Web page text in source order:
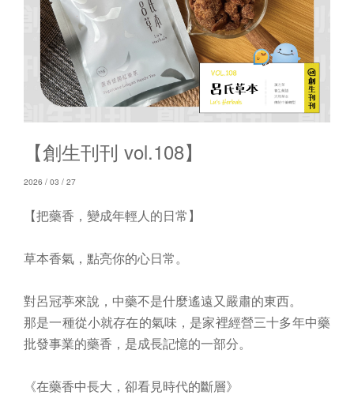
【創生刊刊 vol.108】
2026 / 03 / 27
【把藥香，變成年輕人的日常】
草本香氣，點亮你的心日常。
對呂冠葶來說，中藥不是什麼遙遠又嚴肅的東西。
那是一種從小就存在的氣味，是家裡經營三十多年中藥
批發事業的藥香，是成長記憶的一部分。
《在藥香中長大，卻看見時代的斷層》